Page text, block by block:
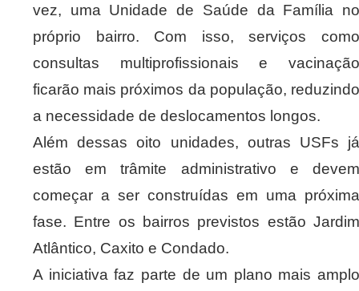
vez, uma Unidade de Saúde da Família no
próprio bairro. Com isso, serviços como
consultas multiprofissionais e vacinação
ficarão mais próximos da população, reduzindo
a necessidade de deslocamentos longos.
Além dessas oito unidades, outras USFs já
estão em trâmite administrativo e devem
começar a ser construídas em uma próxima
fase. Entre os bairros previstos estão Jardim
Atlântico, Caxito e Condado.
A iniciativa faz parte de um plano mais amplo